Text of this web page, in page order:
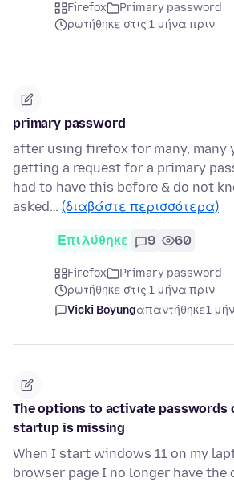
Firefox
Primary password
ρωτήθηκε στις 1 μήνα πριν
primary password
after using firefox for many, many
getting a request for a primary
had to have this before & do not
asked… (διαβάστε περισσότερα)
Επιλύθηκε 9 60
Firefox
Primary password
ρωτήθηκε στις 1 μήνα πριν
Vicki Boyungαπαντήθηκε1
The options to activate passwords
startup is missing
When I start windows 11 on my
browser page I no longer have